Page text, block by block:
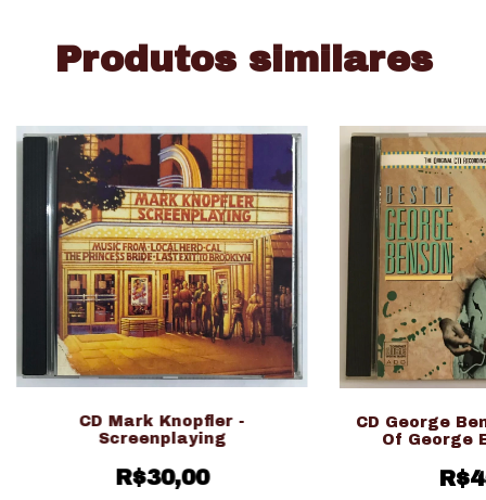
Produtos similares
CD Mark Knopfler -
Screenplaying
R$30,00
CD George
Of George